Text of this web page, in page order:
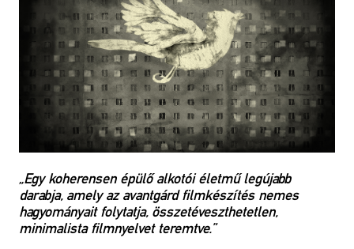
„Egy koherensen épülő alkotói életmű legújabb
darabja, amely az avantgárd filmkészítés nemes
hagyományait folytatja, összetéveszthetetlen,
minimalista filmnyelvet teremtve.”